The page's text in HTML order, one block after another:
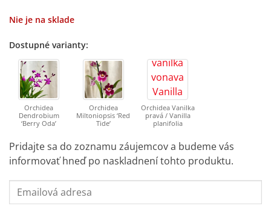
Nie je na sklade
Dostupné varianty:
Orchidea
Dendrobium
‘Berry Oda’
Orchidea
Miltoniopsis ‘Red
Tide’
Orchidea Vanilka
pravá / Vanilla
planifolia
Pridajte sa do zoznamu záujemcov a budeme vás
informovať hneď po naskladnení tohto produktu.
Enter
your